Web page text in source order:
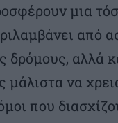
μια
από
δρόμους, αλλά
μάλιστα να
που